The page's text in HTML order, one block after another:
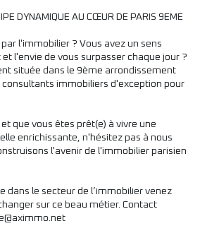
DYNAMIQUE AU CŒUR DE PARIS 9EME
l'immobilier ? Vous avez un sens
l'envie de vous surpasser chaque jour ?
située dans le 9ème arrondissement
consultants immobiliers d'exception pour
que vous êtes prêt(e) à vivre une
enrichissante, n'hésitez pas à nous
l'avenir de l'immobilier parisien
dans le secteur de l’immobilier venez
sur ce beau métier. Contact